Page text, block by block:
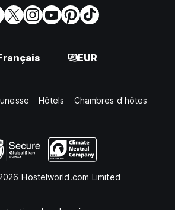
EUR
Hôtels Chambres d'hôtes
Hostelworld.com Limited